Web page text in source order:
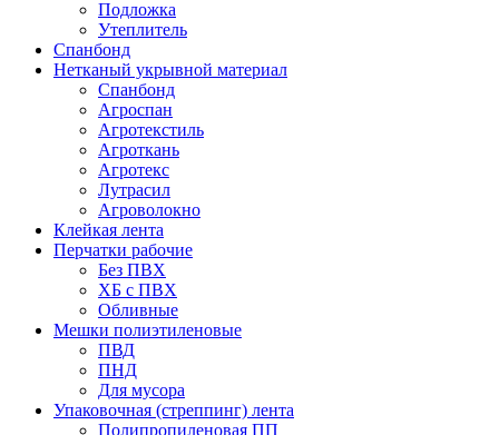
Подложка
Утеплитель
Спанбонд
Нетканый укрывной материал
Спанбонд
Агроспан
Агротекстиль
Агроткань
Агротекс
Лутрасил
Агроволокно
Клейкая лента
Перчатки рабочие
Без ПВХ
ХБ с ПВХ
Обливные
Мешки полиэтиленовые
ПВД
ПНД
Для мусора
Упаковочная (стреппинг) лента
Полипропиленовая ПП